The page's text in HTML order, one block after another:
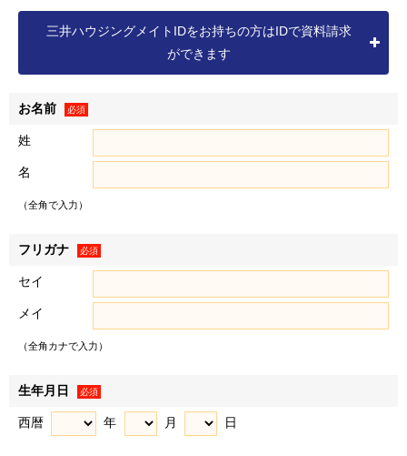
個人情報保護方針
個人情報の取扱いについて
個人情報の取得
１．弊社は、資料請求・物件エントリーいただいた方、物件
に来場いただいた方、ならびに売買契約を締結いただいた方
（以下「お客様」といいます）に関する以下記載の個人情報
（以下「お客様情報」といいます）を取得し、以下の各条の
＜例として、以下の情報を取得します＞
• お客様から提供された情報（氏名、住所、電話番号、電
子メールアドレス、生年月日、性別、職業など、お客様から
提供された一切の情報で、物件来場後に不動産取引に際して
２．お客様は、登録した情報に変更があった場合、下記「個
うえ登録情報を変更するものとします。変更登録がなされな
三井ハウジングメイトIDをお持ちの方はIDで資料請求
ができます
お名前 必須
姓
名
（全角で入力）
フリガナ 必須
セイ
メイ
（全角カナで入力）
生年月日 必須
西暦 年 月 日